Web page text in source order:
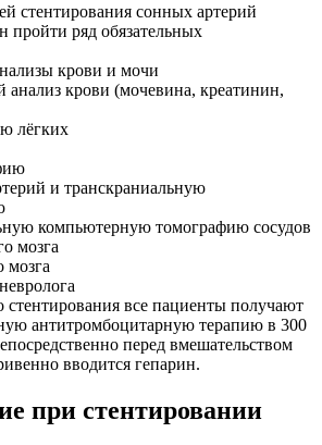
стентирования сонных артерий
пройти ряд обязательных
крови и мочи
анализ крови (мочевина, креатинин,
лёгких
и транскраниальную
компьютерную томографию сосудов
мозга
мозга
стентирования все пациенты получают
антитромбоцитарную терапию в 300
перед вмешательством
вводится гепарин.
при стентировании